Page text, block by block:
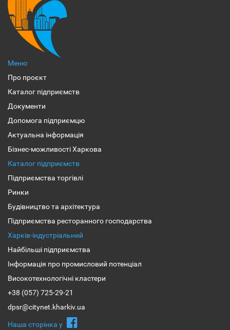
Меню
Про проєкт
Каталог підприємств
Документи
Допомога підприємцю
Актуальна інформація
Бізнес-можливості Харкова
Каталог підприємств
Підприємства торгівлі
Ринки
Будівництво та архітектура
Підприємства ресторанного господарства
Харків-індустріальний
Найбільші підприємства
Інформація про промисловий потенціал
Високотехнологічні кластери
+38 (057) 725-29-21
dpsr@citynet.kharkiv.ua
Наша сторiнка у